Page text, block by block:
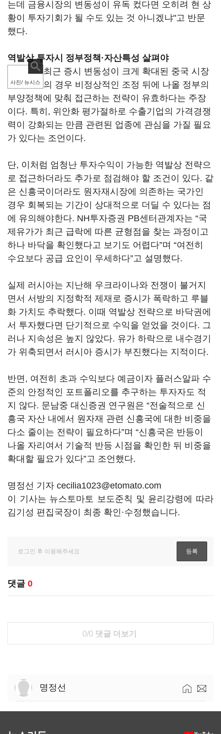
는데 금융시장의 변동성이 유독 컸다면 오히려 현 상
황이 투자기회가 될 수도 있는 것 아니겠냐"고 반문
했다.
역발상 투자시 정부정책·자산특성 살펴야
사진/ 뉴시스
최근 증시 변동성이 크게 확대된 중국 시장
의 경우 비정상적인 조정 뒤에 나올 정부의
부양정책에 맞춰 접근하는 전략이 유효하다는 주장
이다. 특히, 위안화 평가절하로 수출기업의 가격경쟁
력이 강화되는 만큼 관련된 업종에 관심을 가질 필요
가 있다는 조언이다.
단, 이처럼 엄청난 투자수익이 가능한 역발상 전략으
로 접근하더라도 추가로 점검해야 할 조건이 있다. 같
은 신흥국이더라도 원자재시장에 의존하는 국가인
경우 회복되는 기간이 상대적으로 더딜 수 있다는 점
에 유의해야한다. NH투자증권 PB센터관계자는 “국
제유가가 최근 급락에 따른 균형점을 찾는 과정이고
하나 바닥을 확인했다고 보기도 어렵다”며 “여전히
수요보다 공급 요인이 우세하다”고 설명했다.
실제 러시아는 지난해 우크라이나와 전쟁이 불거지
면서 서방의 지정학적 제재로 증시가 폭락하고 루블
화 가치도 추락했다. 이때 역발상 전략으로 바닥권에
서 투자했다면 단기적으로 수익을 얻었을 것이다. 그
러나 지속성은 높지 않았다. 유가 하락으로 내수경기
가 위축되면서 러시아 증시가 부진했다는 지적이다.
반면, 여전히 초과 수익보다 예금이자 플러스알파 수
준의 안정적인 포트폴리오를 추구하는 투자자도 적
지 않다. 문남중 대신증권 연구원은 “전술적으로 신
흥국 자산 내에서 원자재 관련 신흥국에 대한 비중을
다소 줄이는 전략이 필요하다”며 “신흥국은 반등이
나올 자리여서 기술적 반등 시점을 확인한 뒤 비중을
확대할 필요가 있다”고 조언했다.
명정선 기자 cecilia1023@etomato.com
이 기사는 뉴스토마토 보도준칙 및 윤리강령에 따라
김기성 편집국장이 최종 확인·수정했습니다.
댓글 0
0/0 댓글 더보기
명정선